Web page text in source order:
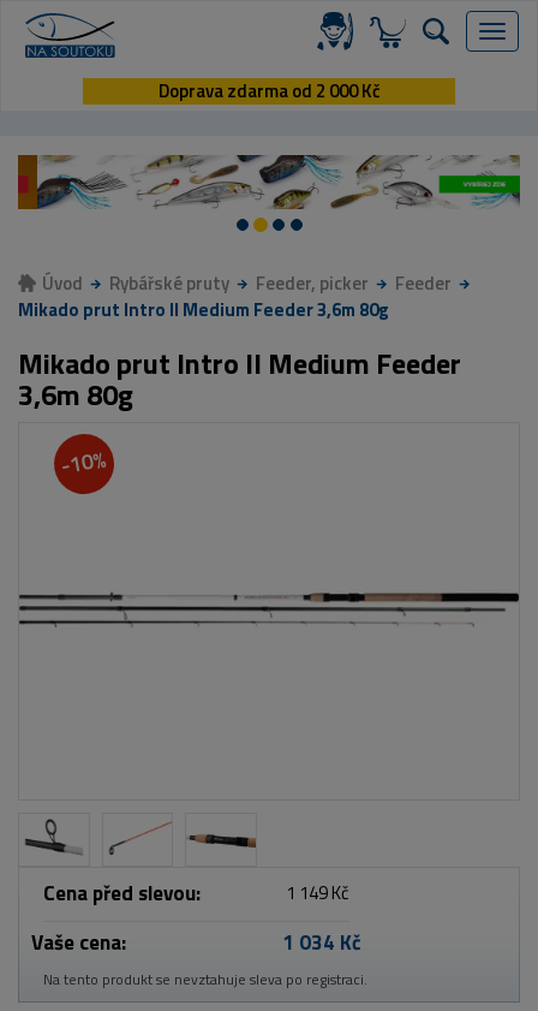
Menu
Doprava zdarma od 2 000 Kč
Úvod Rybářské pruty Feeder, picker
Feeder
Mikado prut Intro II Medium Feeder 3,6m 80g
Mikado prut Intro II Medium Feeder
3,6m 80g
-10%
Cena před slevou: 1 149 Kč
Vaše cena: 1 034 Kč
Na tento produkt se nevztahuje sleva po registraci.